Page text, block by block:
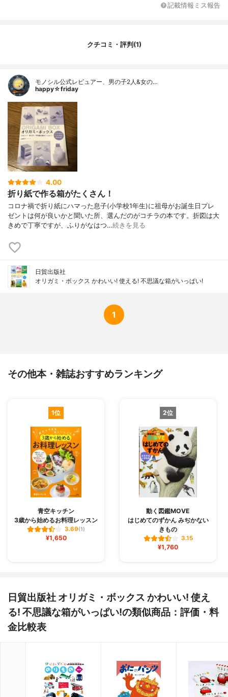
記載情報ミス報告
クチコミ・評判(1)
モノシル公式レビュアー、男の子2人&女の…
happy☆friday
4.00
折り紙で作る箱がたくさん！
コロナ禍で折り紙にハマった息子(小学校1年生)に祖母がお誕生日プレ
ゼントは何が良いかと聞いた所、選んだのがコチラの本です。折図は大
きめで丁寧ですが、ふりがなはつ…続きを見る
日貿出版社
オリガミ・ボックス かわいい! 使える! 不思議な箱がいっぱい!
1
その他本・雑誌おすすめランキング
1位
青空キッチン
3歳から始めるお料理レッスン
3.69(1)
¥1,650
2位
動く図鑑MOVE
はじめてのずかん みぢかない
きもの
3.15
¥1,760
日貿出版社 オリガミ・ボックス かわいい! 使え
る! 不思議な箱がいっぱい!の類似商品：評価・料
金比較表